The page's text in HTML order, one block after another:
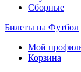
Сборные
Билеты на Футбол
Мой
Корзина